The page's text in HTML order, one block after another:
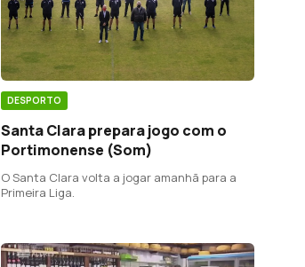
DESPORTO
Santa Clara prepara jogo com o
Portimonense (Som)
O Santa Clara volta a jogar amanhã para a
Primeira Liga.